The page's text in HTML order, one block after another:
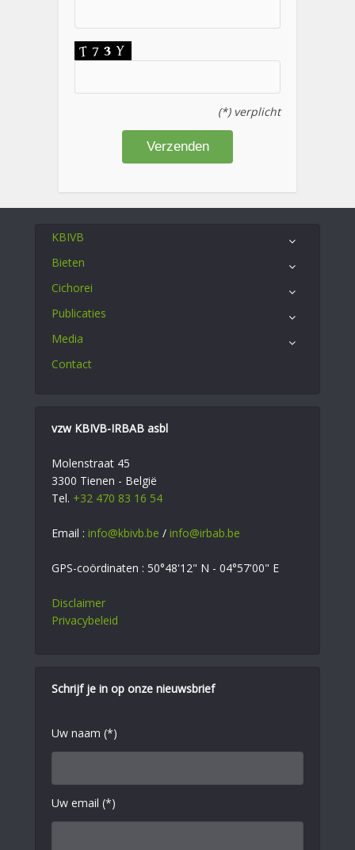
(*) verplicht
KBIVB
Bieten
Cichorei
Publicaties
Media
Contact
vzw KBIVB-IRBAB asbl
Molenstraat 45
3300 Tienen - België
Tel. +32 470 83 16 54
Email : info@kbivb.be / info@irbab.be
GPS-coördinaten : 50°48'12" N - 04°57'00" E
Disclaimer
Privacybeleid
Schrijf je in op onze nieuwsbrief
Uw naam (*)
Uw email (*)